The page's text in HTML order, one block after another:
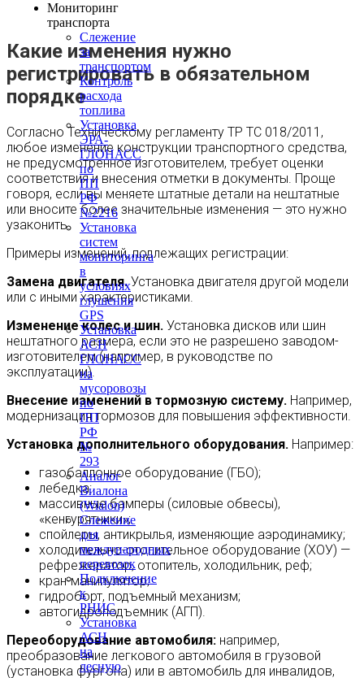
Мониторинг
транспорта
Слежение
за
транспортом
Контроль
расхода
топлива
Установка
ЭРА-
ГЛОНАСС
по
ПП
РФ
№2216
Установка
систем
мониторинга
в
условиях
глушения
GPS
Установка
АСН
ГЛОНАСС
на
мусоровозы
по
ПП
РФ
№
293
Аналог
Виалона
(Wialon)
Слежение
для
международных
перевозок
Подключение
к
РНИС
Установка
АСН
на
лесную
Какие изменения нужно
регистрировать в обязательном
порядке
Согласно Техническому регламенту ТР ТС 018/2011,
любое изменение конструкции транспортного средства,
не предусмотренное изготовителем, требует оценки
соответствия и внесения отметки в документы. Проще
говоря, если вы меняете штатные детали на нештатные
или вносите более значительные изменения — это нужно
узаконить.
Примеры изменений, подлежащих регистрации:
Замена двигателя.Установка двигателя другой модели
или с иными характеристиками.
Изменение колес и шин. Установка дисков или шин
нештатного размера, если это не разрешено заводом-
изготовителем (например, в руководстве по
эксплуатации).
Внесение изменений в тормозную систему. Например,
модернизация тормозов для повышения эффективности.
Установка дополнительного оборудования. Например:
газобаллонное оборудование (ГБО);
лебедка:
массивные бамперы (силовые обвесы),
«кенгурятники»;
спойлеры, антикрылья, изменяющие аэродинамику;
холодительно-отопительное оборудование (ХОУ) —
рефрежератор, отопитель, холодильник, реф;
кран-манипулятор;
гидроборт, подъемный механизм;
автогидроподъемник (АГП).
Переоборудование автомобиля: например,
преобразование легкового автомобиля в грузовой
(установка фургона) или в автомобиль для инвалидов,